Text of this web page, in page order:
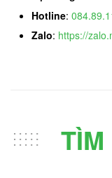
Hotline:
Zalo: https://